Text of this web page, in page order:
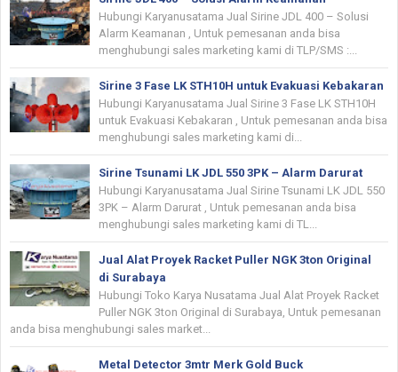
Hubungi Karyanusatama Jual Sirine JDL 400 – Solusi
Alarm Keamanan , Untuk pemesanan anda bisa
menghubungi sales marketing kami di TLP/SMS :...
Sirine 3 Fase LK STH10H untuk Evakuasi Kebakaran
Hubungi Karyanusatama Jual Sirine 3 Fase LK STH10H
untuk Evakuasi Kebakaran , Untuk pemesanan anda bisa
menghubungi sales marketing kami di...
Sirine Tsunami LK JDL 550 3PK – Alarm Darurat
Hubungi Karyanusatama Jual Sirine Tsunami LK JDL 550
3PK – Alarm Darurat , Untuk pemesanan anda bisa
menghubungi sales marketing kami di TL...
Jual Alat Proyek Racket Puller NGK 3ton Original
di Surabaya
Hubungi Toko Karya Nusatama Jual Alat Proyek Racket
Puller NGK 3ton Original di Surabaya, Untuk pemesanan
anda bisa menghubungi sales market...
Metal Detector 3mtr Merk Gold Buck